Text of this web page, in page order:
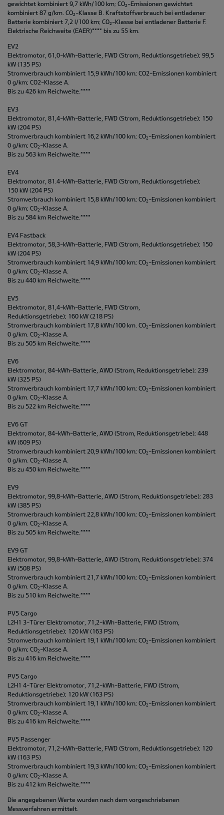
gewichtet kombiniert 9,7 kWh/100 km; CO2 -Emissionen gewichtet
kombiniert 87 g/km. CO2 -Klasse B. Kraftstoffverbrauch bei entladener
Batterie kombiniert 7,2 l/100 km; CO2 -Klasse bei entladener Batterie F.
Elektrische Reichweite (EAER)**** bis zu 55 km.
EV2
Elektromotor, 61,0-kWh-Batterie, FWD (Strom, Reduktionsgetriebe); 99,5
kW (135 PS)
Stromverbrauch kombiniert 15,9 kWh/100 km; CO2-Emissionen kombiniert
0 g/km; CO2-Klasse A.
Bis zu 426 km Reichweite.****
EV3
Elektromotor, 81,4-kWh-Batterie, FWD (Strom, Reduktionsgetriebe); 150
kW (204 PS)
Stromverbrauch kombiniert 16,2 kWh/100 km; CO2 -Emissionen kombiniert
0 g/km; CO2 -Klasse A.
Bis zu 563 km Reichweite.****
EV4
Elektromotor, 81.4-kWh-Batterie, FWD (Strom, Reduktionsgetriebe);
150 kW (204 PS)
Stromverbrauch kombiniert 15,8 kWh/100 km; CO2 -Emissionen kombiniert
0 g/km; CO2 -Klasse A.
Bis zu 584 km Reichweite.****
EV4 Fastback
Elektromotor, 58,3-kWh-Batterie, FWD (Strom, Reduktionsgetriebe); 150
kW (204 PS)
Stromverbrauch kombiniert 14,9 kWh/100 km; CO2 -Emissionen kombiniert
0 g/km; CO2 -Klasse A.
Bis zu 440 km Reichweite.****
EV5
Elektromotor, 81,4-kWh-Batterie, FWD (Strom,
Reduktionsgetriebe); 160 kW (218 PS)
Stromverbrauch kombiniert 17,8 kWh/100 km. CO2 -Emissionen kombiniert
0 g/km. CO2 -Klasse A.
Bis zu 505 km Reichweite.****
EV6
Elektromotor, 84-kWh-Batterie, AWD (Strom, Reduktionsgetriebe); 239
kW (325 PS)
Stromverbrauch kombiniert 17,7 kWh/100 km; CO2 -Emissionen kombiniert
0 g/km. CO2 -Klasse A.
Bis zu 522 km Reichweite.****
EV6 GT
Elektromotor, 84-kWh-Batterie, AWD (Strom, Reduktionsgetriebe); 448
kW (609 PS)
Stromverbrauch kombiniert 20,9 kWh/100 km; CO2 -Emissionen kombiniert
0 g/km. CO2 -Klasse A.
Bis zu 450 km Reichweite.****
EV9
Elektromotor, 99,8-kWh-Batterie, AWD (Strom, Reduktionsgetriebe); 283
kW (385 PS)
Stromverbrauch kombiniert 22,8 kWh/100 km; CO2 -Emissionen kombiniert
0 g/km. CO2 -Klasse A.
Bis zu 505 km Reichweite.****
EV9 GT
Elektromotor, 99,8-kWh-Batterie, AWD (Strom, Reduktionsgetriebe); 374
kW (508 PS)
Stromverbrauch kombiniert 21,7 kWh/100 km; CO2 -Emissionen kombiniert
0 g/km. CO2 -Klasse A.
Bis zu 510 km Reichweite.****
PV5 Cargo
L2H1 3-Türer Elektromotor, 71,2-kWh-Batterie, FWD (Strom,
Reduktionsgetriebe); 120 kW (163 PS)
Stromverbrauch kombiniert 19,1 kWh/100 km; CO2 -Emissionen kombiniert
0 g/km; CO2 -Klasse A.
Bis zu 416 km Reichweite.****
PV5 Cargo
L2H1 4-Türer Elektromotor, 71,2-kWh-Batterie, FWD (Strom,
Reduktionsgetriebe); 120 kW (163 PS)
Stromverbrauch kombiniert 19,1 kWh/100 km; CO2 -Emissionen kombiniert
0 g/km; CO2 -Klasse A.
Bis zu 416 km Reichweite.****
PV5 Passenger
Elektromotor, 71,2-kWh-Batterie, FWD (Strom, Reduktionsgetriebe); 120
kW (163 PS)
Stromverbrauch kombiniert 19,3 kWh/100 km; CO2 -Emissionen kombiniert
0 g/km; CO2 -Klasse A.
Bis zu 412 km Reichweite.****
Die angegebenen Werte wurden nach dem vorgeschriebenen
Messverfahren ermittelt.